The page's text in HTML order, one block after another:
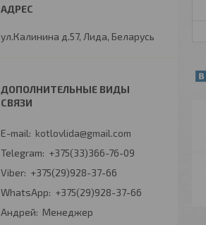
ул.Калинина д.57, Лида, Беларусь
kotlovlida@gmail.com
+375(33)366-76-09
+375(29)928-37-66
+375(29)928-37-66
Андрей
Менеджер